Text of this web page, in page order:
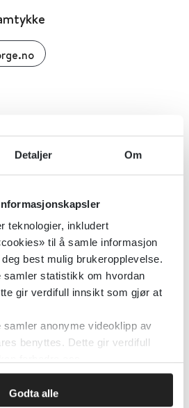
Detaljer Om
teknologier, inkludert
til å samle informasjon
best mulig brukeropplevelse.
samler statistikk om hvordan
gir verdifull innsikt som gjør at
anonyme videoklipp av
benyttes. Dette gir verdifull
Godta alle
Rådet för sexuell upplysning (RFSU) 2017